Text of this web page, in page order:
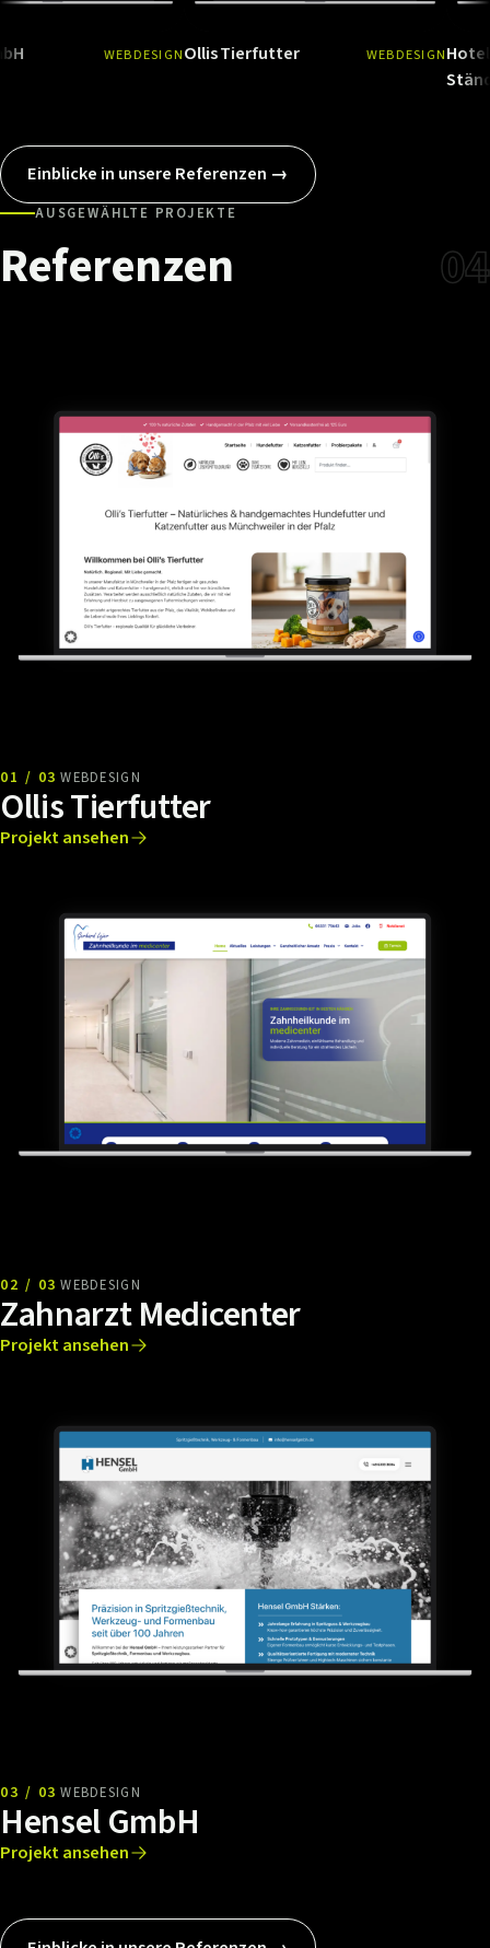
WEBDESIGN Ansehen→
Ollis Tierfutter WEBDESIGN Ansehen→
Hotel
Ständenhof
Einblicke in unsere Referenzen →
AUSGEWÄHLTE PROJEKTE
Referenzen 04
01 / 03 WEBDESIGN
Ollis Tierfutter
Projekt ansehen
02 / 03 WEBDESIGN
Zahnarzt Medicenter
Projekt ansehen
03 / 03 WEBDESIGN
Hensel GmbH
Projekt ansehen